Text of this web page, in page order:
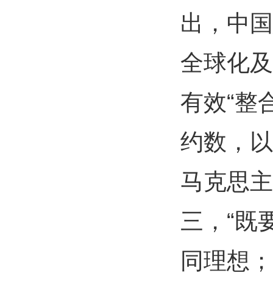
出，中
全球化
有效“整
约数，
马克思
三，“既
同理想